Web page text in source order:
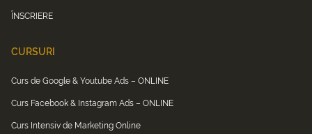
ÎNSCRIERE
CURSURI
Curs de Google & Youtube Ads – ONLINE
Curs Facebook & Instagram Ads – ONLINE
Curs Intensiv de Marketing Online